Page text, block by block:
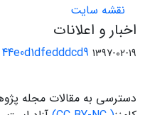
نقشه سایت
اخبار و اعلانات
44e0d1dfedddcd9 1397-02-19
دسترسی به مقالات مجله